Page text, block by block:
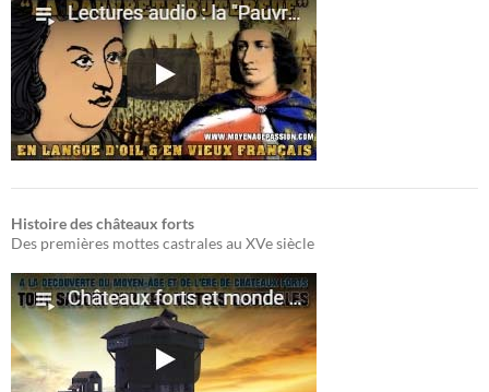
Histoire des châteaux forts
Des premières mottes castrales au XVe siècle